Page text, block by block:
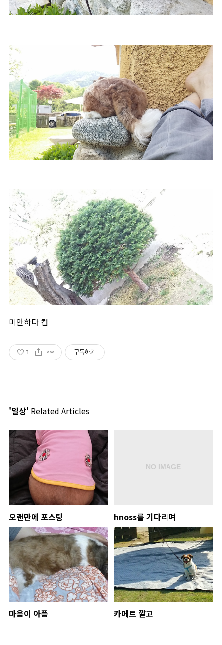
미안하다 컵
1 구독하기
'일상' Related Articles
오랜만에 포스팅 hnoss를 기다리며
마음이 아픔 카페트 깔고